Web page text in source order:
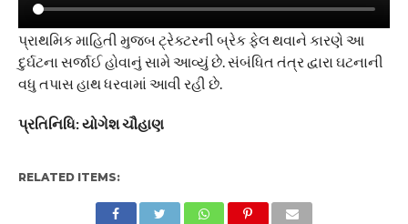
પ્રાથમિક માહિતી મુજબ ટ્રેક્ટરની બ્રેક ફેલ થવાને કારણે આ
દુર્ઘટના સર્જાઈ હોવાનું સામે આવ્યું છે. સંબંધિત તંત્ર દ્વારા ઘટનાની
વધુ તપાસ હાથ ધરવામાં આવી રહી છે.
પ્રતિનિધિ: યોગેશ ચૌહાણ
RELATED ITEMS: